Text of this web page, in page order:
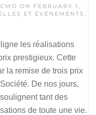
ON
FEBRUARY 1,
ET ÉVÉNEMENTS .
les réalisations
prestigieux. Cette
la remise de trois prix
De nos jours,
tant des
de toute une vie.